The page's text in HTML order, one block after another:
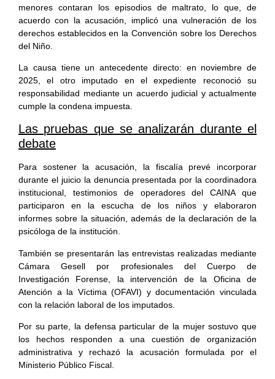
menores contaran los episodios de maltrato, lo que, de
acuerdo con la acusación, implicó una vulneración de los
derechos establecidos en la Convención sobre los Derechos
del Niño.
La causa tiene un antecedente directo: en noviembre de
2025, el otro imputado en el expediente reconoció su
responsabilidad mediante un acuerdo judicial y actualmente
cumple la condena impuesta.
Las pruebas que se analizarán durante el
debate
Para sostener la acusación, la fiscalía prevé incorporar
durante el juicio la denuncia presentada por la coordinadora
institucional, testimonios de operadores del CAINA que
participaron en la escucha de los niños y elaboraron
informes sobre la situación, además de la declaración de la
psicóloga de la institución.
También se presentarán las entrevistas realizadas mediante
Cámara Gesell por profesionales del Cuerpo de
Investigación Forense, la intervención de la Oficina de
Atención a la Víctima (OFAVI) y documentación vinculada
con la relación laboral de los imputados.
Por su parte, la defensa particular de la mujer sostuvo que
los hechos responden a una cuestión de organización
administrativa y rechazó la acusación formulada por el
Ministerio Público Fiscal.